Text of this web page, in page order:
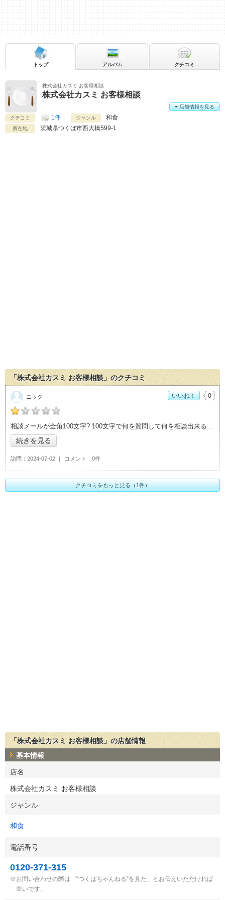
株式会社カスミ お客様相談
株式会社カスミ お客様相談
クチコミ 1件 ジャンル 和食
所在地 茨城県つくば市西大橋599-1
店舗情報を見る
トップ アルバム クチコミ
「株式会社カスミ お客様相談」のクチコミ
の「株式会社カスミ お客様相談」おすすめ度：1 相談メールが全角100文字? 100文字で何を質問して何を相談出来るのでしょうか
続きを見る
訪問 2024-07-02 コメント 0件
ニック いいね！ 0
クチコミをもっと見る（1件）
「株式会社カスミ お客様相談」の店舗情報
基本情報
店名
株式会社カスミ お客様相談
ジャンル
和食
電話番号
0120-371-315
お問い合わせの際は「“つくばちゃんねる”を見た」とお伝えいただければ
幸いです。